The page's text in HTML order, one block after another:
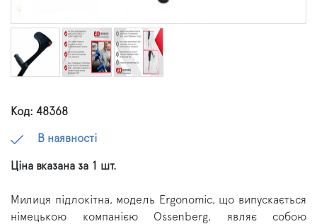
Код: 48368
В наявності
Ціна вказана за 1 шт.
Милиця підлокітна, модель Ergonomic, що випускається
німецькою компанією Ossenberg, являє собою